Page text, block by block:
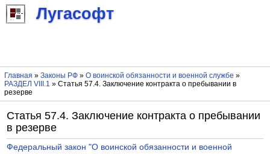
Лугасофт
Главная » Законы РФ» О воинской обязанности и военной службе »
РАЗДЕЛ VIII.1 » Статья 57.4. Заключение контракта о пребывании в
резерве
Статья 57.4. Заключение контракта о пребывании
в резерве
Федеральный закон "О воинской обязанности и военной